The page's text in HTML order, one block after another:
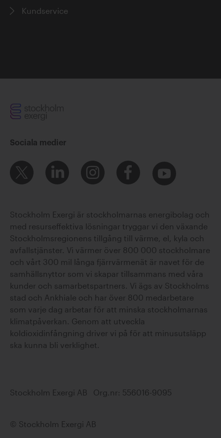
Kundservice
Sociala medier
Stockholm Exergi är stockholmarnas energibolag och
med resurseffektiva lösningar tryggar vi den växande
Stockholmsregionens tillgång till värme, el, kyla och
avfallstjänster. Vi värmer över 800 000 stockholmare
och vårt 300 mil långa fjärrvärmenät är navet för de
samhällsnyttor som vi skapar tillsammans med våra
kunder och samarbetspartners. Vi ägs av Stockholms
stad och Ankhiale och har över 800 medarbetare
som varje dag arbetar för att minska stockholmarnas
klimatpåverkan. Genom att utveckla
koldioxidinfångning driver vi på för att minusutsläpp
ska kunna bli verklighet.
Stockholm Exergi AB Org.nr: 556016-9095
© Stockholm Exergi AB